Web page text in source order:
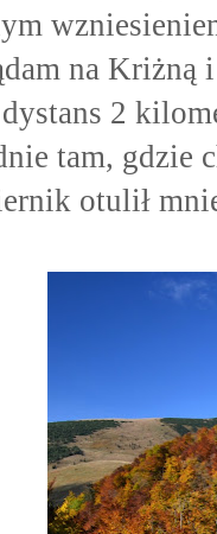
na Kriżną
2
tam, gdzie
otulił